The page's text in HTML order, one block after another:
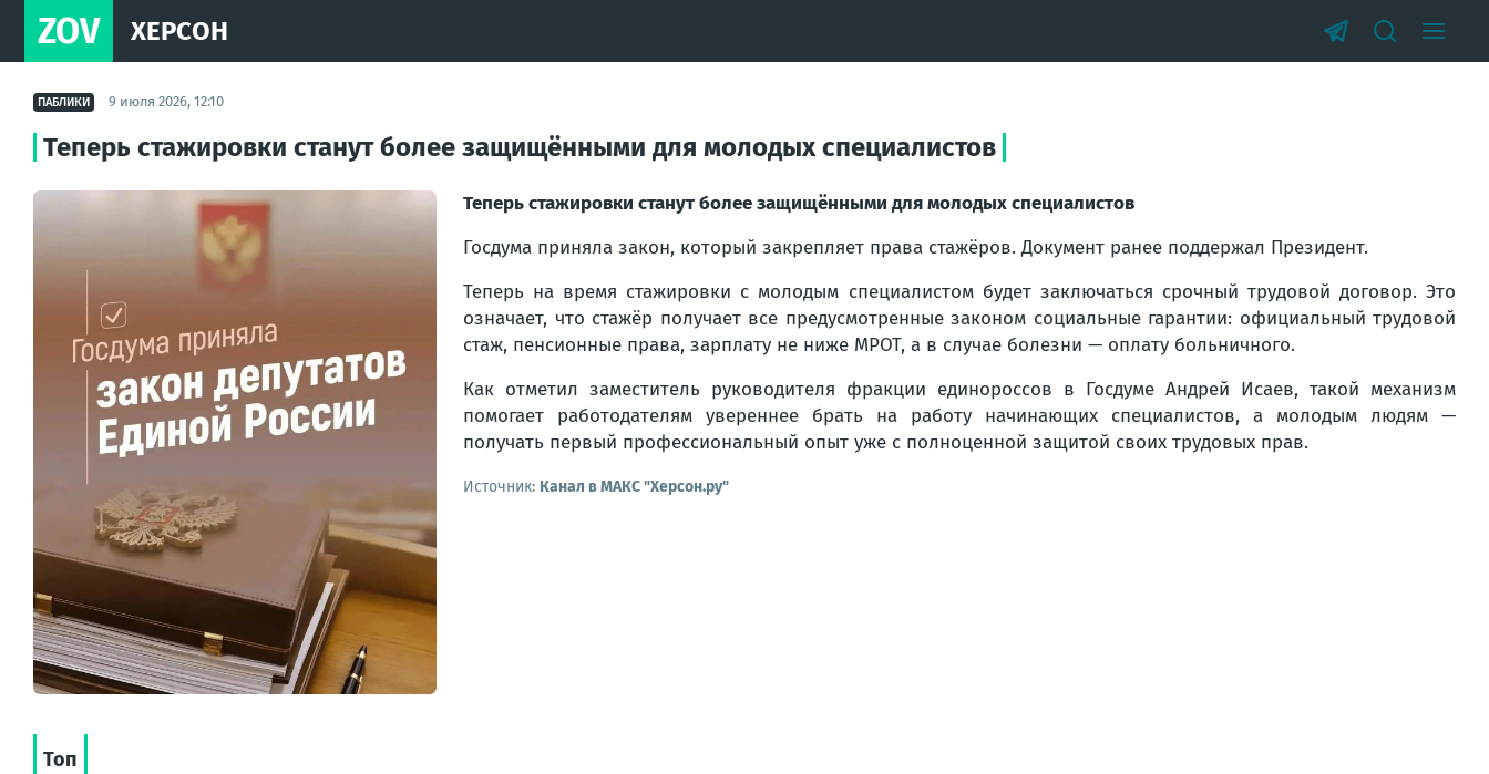
ZOV ХЕРСОН
ПАБЛИКИ 9 июля 2026, 12:10
Теперь стажировки станут более защищёнными для молодых специалистов
Теперь стажировки станут более защищёнными для молодых специалистов
Госдума приняла закон, который закрепляет права стажёров. Документ ранее поддержал Президент.
Теперь на время стажировки с молодым специалистом будет заключаться срочный трудовой договор. Это
означает, что стажёр получает все предусмотренные законом социальные гарантии: официальный трудовой
стаж, пенсионные права, зарплату не ниже МРОТ, а в случае болезни — оплату больничного.
Как отметил заместитель руководителя фракции единороссов в Госдуме Андрей Исаев, такой механизм
помогает работодателям увереннее брать на работу начинающих специалистов, а молодым людям —
получать первый профессиональный опыт уже с полноценной защитой своих трудовых прав.
Источник: Канал в МАКС "Херсон.ру"
Топ